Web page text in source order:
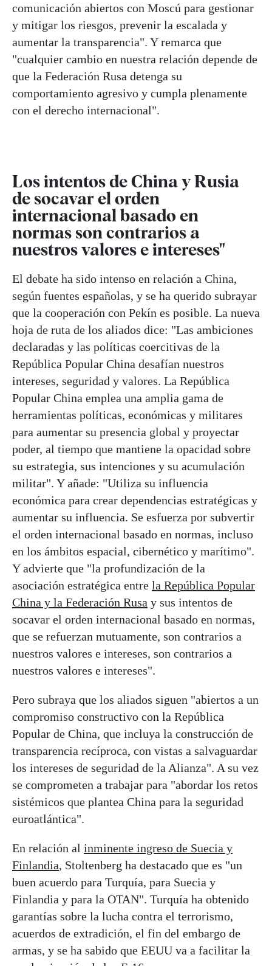
comunicación abiertos con Moscú para gestionar
y mitigar los riesgos, prevenir la escalada y
aumentar la transparencia". Y remarca que
"cualquier cambio en nuestra relación depende de
que la Federación Rusa detenga su
comportamiento agresivo y cumpla plenamente
con el derecho internacional".
Los intentos de China y Rusia
de socavar el orden
internacional basado en
normas son contrarios a
nuestros valores e intereses"
El debate ha sido intenso en relación a China,
según fuentes españolas, y se ha querido subrayar
que la cooperación con Pekín es posible. La nueva
hoja de ruta de los aliados dice: "Las ambiciones
declaradas y las políticas coercitivas de la
República Popular China desafían nuestros
intereses, seguridad y valores. La República
Popular China emplea una amplia gama de
herramientas políticas, económicas y militares
para aumentar su presencia global y proyectar
poder, al tiempo que mantiene la opacidad sobre
su estrategia, sus intenciones y su acumulación
militar". Y añade: "Utiliza su influencia
económica para crear dependencias estratégicas y
aumentar su influencia. Se esfuerza por subvertir
el orden internacional basado en normas, incluso
en los ámbitos espacial, cibernético y marítimo".
Y advierte que "la profundización de la
asociación estratégica entre la República Popular
China y la Federación Rusa y sus intentos de
socavar el orden internacional basado en normas,
que se refuerzan mutuamente, son contrarios a
nuestros valores e intereses, son contrarios a
nuestros valores e intereses".
Pero subraya que los aliados siguen "abiertos a un
compromiso constructivo con la República
Popular de China, que incluya la construcción de
transparencia recíproca, con vistas a salvaguardar
los intereses de seguridad de la Alianza". A su vez
se comprometen a trabajar para "abordar los retos
sistémicos que plantea China para la seguridad
euroatlántica".
En relación al inminente ingreso de Suecia y
Finlandia, Stoltenberg ha destacado que es "un
buen acuerdo para Turquía, para Suecia y
Finlandia y para la OTAN". Turquía ha obtenido
garantías sobre la lucha contra el terrorismo,
acuerdos de extradición, el fin del embargo de
armas, y se ha sabido que EEUU va a facilitar la